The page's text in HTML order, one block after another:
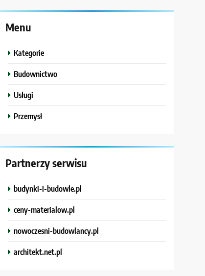
Menu
Kategorie
Budownictwo
Usługi
Przemysł
Partnerzy serwisu
budynki-i-budowle.pl
ceny-materialow.pl
nowoczesni-budowlancy.pl
architekt.net.pl